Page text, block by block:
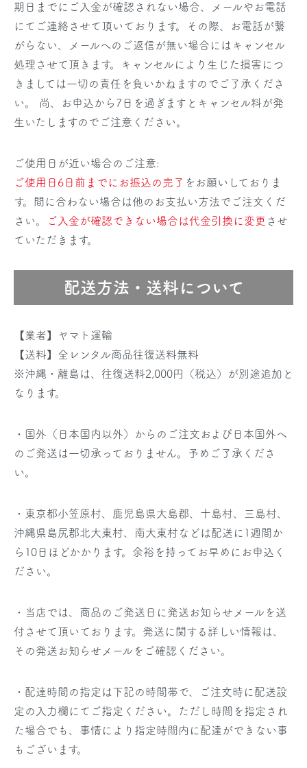
期日までにご入金が確認されない場合、メールやお電話
にてご連絡させて頂いております。その際、お電話が繋
がらない、メールへのご返信が無い場合にはキャンセル
処理させて頂きます。キャンセルにより生じた損害につ
きましては一切の責任を負いかねますのでご了承くださ
い。 尚、お申込から7日を過ぎますとキャンセル料が発
生いたしますのでご注意ください。
ご使用日が近い場合のご注意:
ご使用日6日前までにお振込の完了 をお願いしておりま
す。間に合わない場合は他のお支払い方法でご注文くだ
さい。
ご入金が確認できない場合は代金引換に変更 させ
ていただきます。
配送方法・送料について
【業者】ヤマト運輸
【送料】全レンタル商品往復送料無料
※沖縄・離島は、往復送料2,000円（税込）が別途追加と
なります。
・国外（日本国内以外）からのご注文および日本国外へ
のご発送は一切承っておりません。予めご了承くださ
い。
・東京都小笠原村、鹿児島県大島郡、十島村、三島村、
沖縄県島尻郡北大東村、南大東村などは配送に1週間か
ら10日ほどかかります。余裕を持ってお早めにお申込く
ださい。
・当店では、商品のご発送日に発送お知らせメールを送
付させて頂いております。発送に関する詳しい情報は、
その発送お知らせメールをご確認ください。
・配達時間の指定は下記の時間帯で、ご注文時に配送設
定の入力欄にてご指定ください。ただし時間を指定され
た場合でも、事情により指定時間内に配達ができない事
もございます。